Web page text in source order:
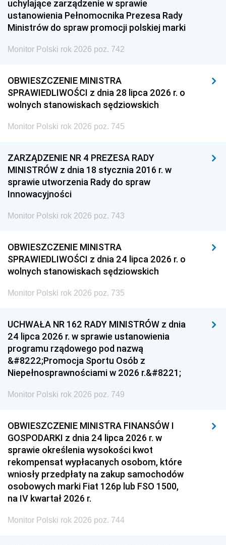
uchylające zarządzenie w sprawie
ustanowienia Pełnomocnika Prezesa Rady
Ministrów do spraw promocji polskiej marki
Monitor Polski rok 2026 poz. 742
OBWIESZCZENIE MINISTRA
SPRAWIEDLIWOŚCI z dnia 28 lipca 2026 r. o
wolnych stanowiskach sędziowskich
Monitor Polski rok 2026 poz. 745
ZARZĄDZENIE NR 4 PREZESA RADY
MINISTRÓW z dnia 18 stycznia 2016 r. w
sprawie utworzenia Rady do spraw
Innowacyjności
Monitor Polski rok 2026 poz. 743
OBWIESZCZENIE MINISTRA
SPRAWIEDLIWOŚCI z dnia 24 lipca 2026 r. o
wolnych stanowiskach sędziowskich
Monitor Polski rok 2026 poz. 735
UCHWAŁA NR 162 RADY MINISTRÓW z dnia
24 lipca 2026 r. w sprawie ustanowienia
programu rządowego pod nazwą
&#8222;Promocja Sportu Osób z
Niepełnosprawnościami w 2026 r.&#8221;
Monitor Polski rok 2026 poz. 749
OBWIESZCZENIE MINISTRA FINANSÓW I
GOSPODARKI z dnia 24 lipca 2026 r. w
sprawie określenia wysokości kwot
rekompensat wypłacanych osobom, które
wniosły przedpłaty na zakup samochodów
osobowych marki Fiat 126p lub FSO 1500,
na IV kwartał 2026 r.
Monitor Polski rok 2026 poz. 744